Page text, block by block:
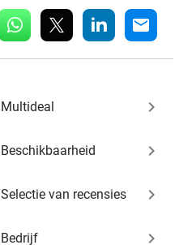
whatsapp linkedin mail
Multideal keyboard_arrow_right
Beschikbaarheid keyboard_arrow_right
Selectie van recensies keyboard_arrow_right
Bedrijf keyboard_arrow_right